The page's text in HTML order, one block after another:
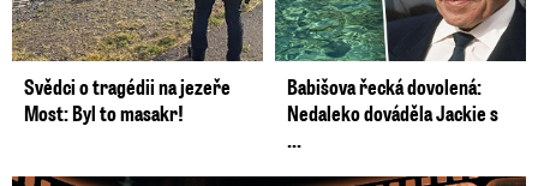
Svědci o tragédii na jezeře
Most: Byl to masakr!
Babišova řecká dovolená:
Nedaleko dováděla Jackie s
...